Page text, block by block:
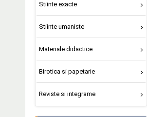
Stiinte exacte
Stiinte umaniste
Materiale didactice
Birotica si papetarie
Reviste si integrame